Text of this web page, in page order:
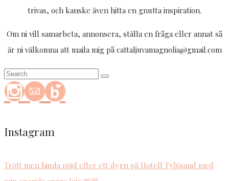
trivas, och kanske även hitta en gnutta inspiration.
Om ni vill samarbeta, annonsera, ställa en fråga eller annat så
är ni välkomna att maila mig på cattaljuvamagnolia@gmail.com
Instagram
Trött men himla nöjd efter ett dygn på Hotell Tylösand med